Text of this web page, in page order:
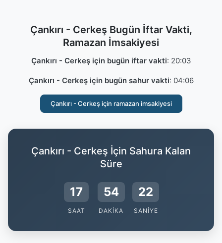
Çankırı - Cerkeş Bugün İftar Vakti,
Ramazan İmsakiyesi
Çankırı - Cerkeş için bugün iftar vakti: 20:03
Çankırı - Cerkeş için bugün sahur vakti: 04:06
Çankırı - Cerkeş için ramazan imsakiyesi
Çankırı - Cerkeş İçin Sahura Kalan
Süre
17
SAAT
54
DAKIKA
22
SANIYE